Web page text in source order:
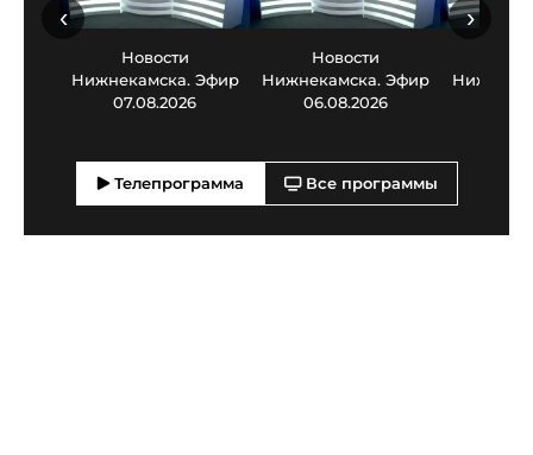
Новости
Нижнекамска. Эфир
07.08.2026
Новости
Нижнекамска. Эфир
06.08.2026
‹ ›
Телепрограмма Все программы